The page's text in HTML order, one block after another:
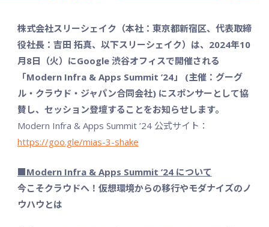
株式会社スリーシェイク（本社：東京都新宿区、代表取締
役社長：吉田 拓真、以下スリーシェイク）は、2024年10
月8日（火）にGoogle 渋谷オフィスで開催される
「Modern Infra & Apps Summit ’24」 (主催：グーグ
ル・クラウド・ジャパン合同会社) にスポンサーとして協
賛し、セッション登壇することをお知らせします。
Modern Infra & Apps Summit ’24 公式サイト：
https://goo.gle/mias-3-shake
■Modern Infra & Apps Summit ’24 について
今こそクラウドへ！仮想環境からの移行やモダナイズのノ
ウハウとは